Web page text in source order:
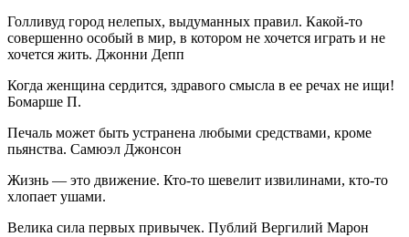
Голливуд город нелепых, выдуманных правил. Какой-то
совершенно особый в мир, в котором не хочется играть и не
хочется жить. Джонни Депп
Когда женщина сердится, здравого смысла в ее речах не ищи!
Бомарше П.
Печаль может быть устранена любыми средствами, кроме
пьянства. Самюэл Джонсон
Жизнь — это движение. Кто-то шевелит извилинами, кто-то
хлопает ушами.
Велика сила первых привычек. Публий Вергилий Марон